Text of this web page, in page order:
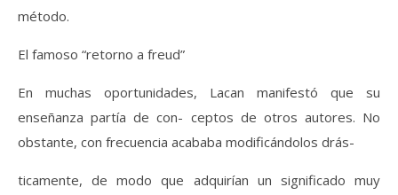
método.
El famoso “retorno a freud”
En muchas oportunidades, Lacan manifestó que su
enseñanza partía de con- ceptos de otros autores. No
obstante, con frecuencia acababa modificándolos drás-
ticamente, de modo que adquirían un significado muy